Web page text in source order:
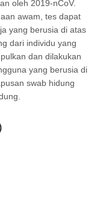
oleh 2019-nCoV.
awam, tes dapat
yang berusia di atas
dari individu yang
dan dilakukan
yang berusia di
swab hidung